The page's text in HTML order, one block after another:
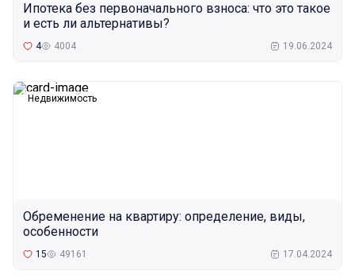
Ипотека без первоначального взноса: что это такое
и есть ли альтернативы?
4 4004 19.06.2024
Недвижимость
Обременение на квартиру: определение, виды,
особенности
15 49161 17.04.2024